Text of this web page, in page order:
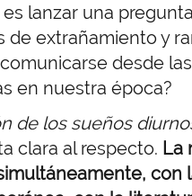
lanzar una
de extrañamiento y
desde
en nuestra época?
de los sueños
clara al respecto. La
con